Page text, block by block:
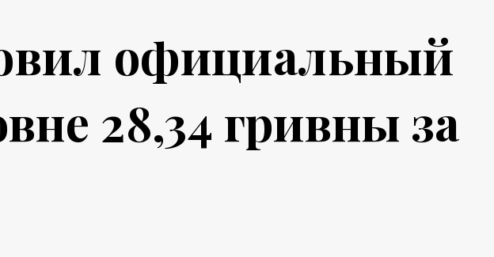
официальный
28,34 гривны за